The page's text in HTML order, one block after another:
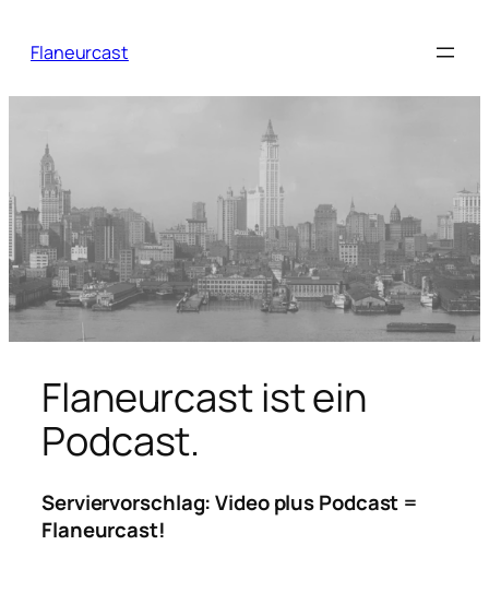
Inhalt
Flaneurcast
Flaneurcast ist ein
Podcast.
Serviervorschlag: Video plus Podcast =
Flaneurcast!